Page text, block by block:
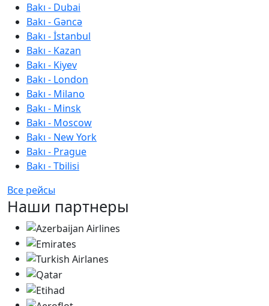
Bakı - Dubai
Bakı - Gəncə
Bakı - İstanbul
Bakı - Kazan
Bakı - Kiyev
Bakı - London
Bakı - Milano
Bakı - Minsk
Bakı - Moscow
Bakı - New York
Bakı - Prague
Bakı - Tbilisi
Все рейсы
Наши партнеры